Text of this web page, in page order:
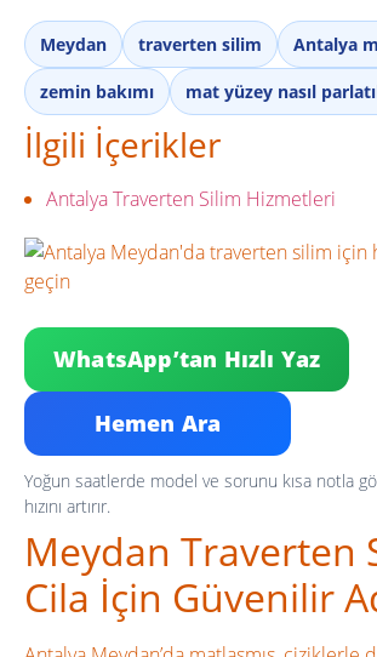
Meydan traverten silim Antalya
zemin bakımı mat yüzey nasıl
İlgili İçerikler
Antalya Traverten Silim Hizmetleri
WhatsApp’tan Hızlı Yaz
Hemen Ara
Yoğun saatlerde model ve sorunu kısa notla
hızını artırır.
Meydan Traverten
Cila İçin Güvenilir